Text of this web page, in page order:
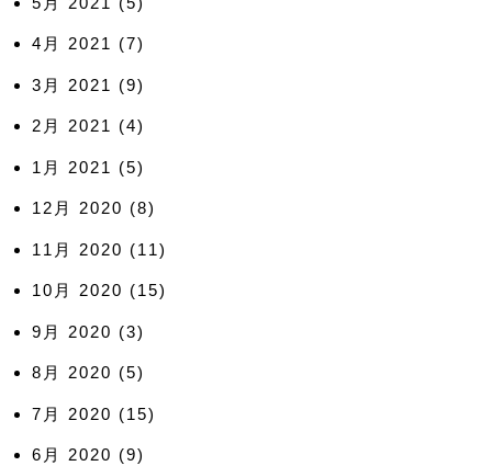
4月 2021 (7)
3月 2021 (9)
2月 2021 (4)
1月 2021 (5)
12月 2020 (8)
11月 2020 (11)
10月 2020 (15)
9月 2020 (3)
8月 2020 (5)
7月 2020 (15)
6月 2020 (9)